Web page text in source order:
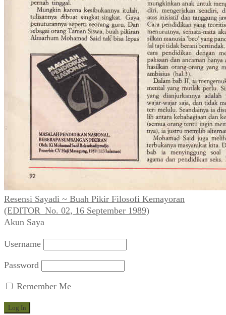
Resensi Sayadi ~ Buah Pikir Filosofi Kemayoran
(EDITOR_No. 02, 16 September 1989)
Akun Saya
Username
Password
Remember Me